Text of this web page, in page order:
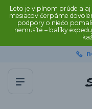
Leto je v plnom prúde a
mesiacov čerpáme
podpory o niečo
nemusíte – balíky